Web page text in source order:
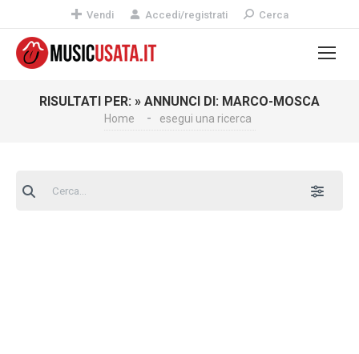
Vendi Accedi/registrati Cerca
RISULTATI PER: » ANNUNCI DI: MARCO-MOSCA
Home esegui una ricerca